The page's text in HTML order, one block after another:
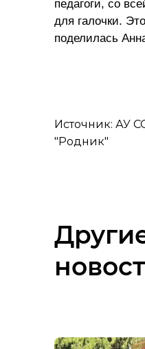
педагоги, со
для галочки.
поделилась
Источник: АУ
"Родник"